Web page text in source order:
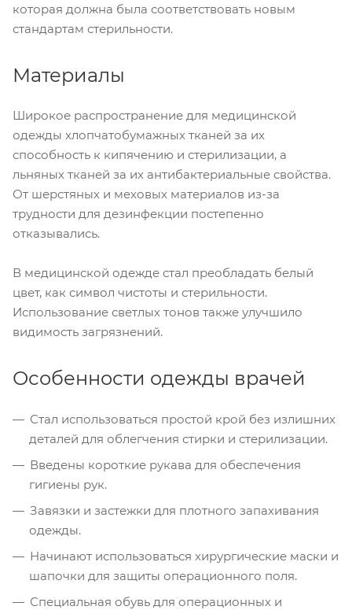
которая должна была соответствовать новым
стандартам стерильности.
Материалы
Широкое распространение для медицинской
одежды хлопчатобумажных тканей за их
способность к кипячению и стерилизации, а
льняных тканей за их антибактериальные свойства.
От шерстяных и меховых материалов из-за
трудности для дезинфекции постепенно
отказывались.
В медицинской одежде стал преобладать белый
цвет, как символ чистоты и стерильности.
Использование светлых тонов также улучшило
видимость загрязнений.
Особенности одежды врачей
Стал использоваться простой крой без излишних
деталей для облегчения стирки и стерилизации.
Введены короткие рукава для обеспечения
гигиены рук.
Завязки и застежки для плотного запахивания
одежды.
Начинают использоваться хирургические маски и
шапочки для защиты операционного поля.
Специальная обувь для операционных и